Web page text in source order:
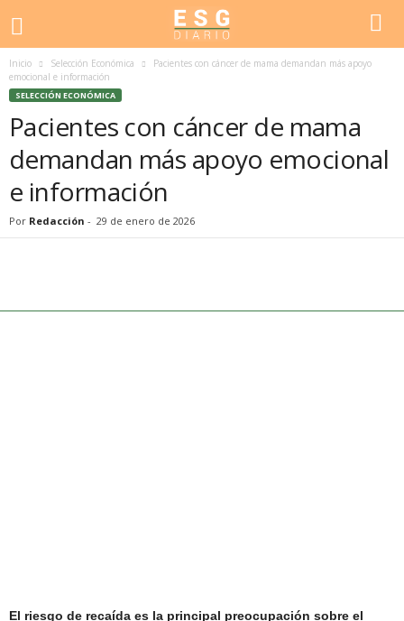
Inicio Selección Económica
Pacientes con cáncer de mama demandan más apoyo
emocional e información
SELECCIÓN ECONÓMICA
Pacientes con cáncer de mama
demandan más apoyo emocional
e información
Por Redacción - 29 de enero de 2026
El riesgo de recaída es la principal preocupación sobre el